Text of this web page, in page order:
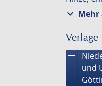
expand_more Mehr
Verlage
remove
und